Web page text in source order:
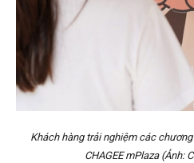
Khách hàng trải nghiệm các
CHAGEE mPlaza (Ảnh: